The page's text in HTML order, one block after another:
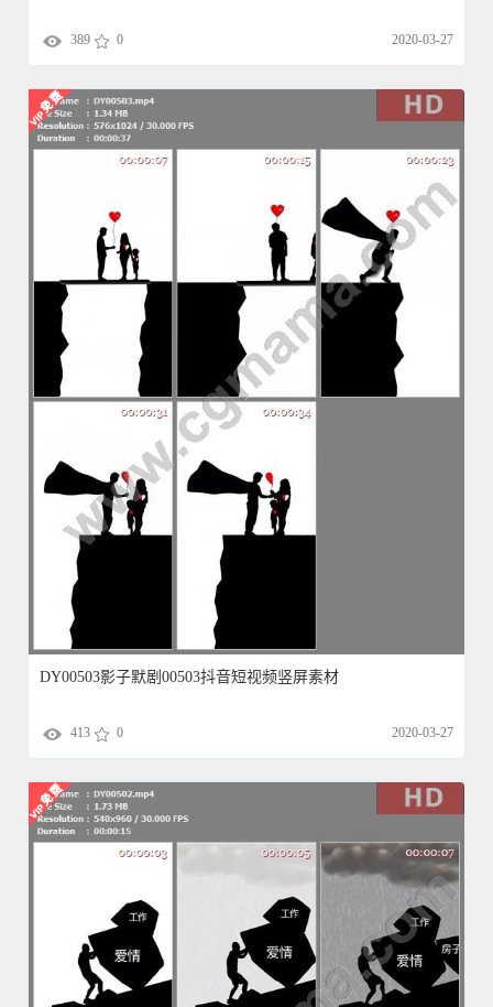
389 0 2020-03-27
DY00503影子默剧00503抖音短视频竖屏素材
413 0 2020-03-27